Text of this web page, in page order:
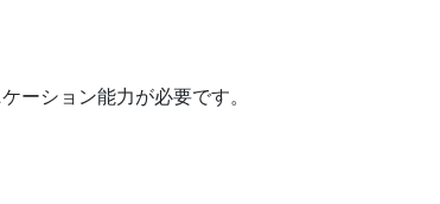
ーション能力が必要です。